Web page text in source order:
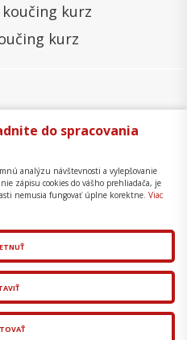
kurz
kurz
Správa cookies
Mapa stránky
Coaching College,
systém
r.o.
do spracovania
analýzu návštevnosti a vylepšovanie
zápisu cookies do vášho prehliadača, je
nemusia fungovať úplne korektne. Viac